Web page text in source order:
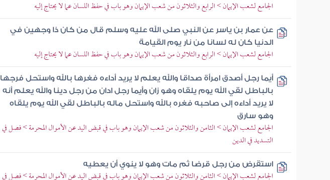
الجامع لشعب الإيمان > الرابع والثلاثون من شعب الإيمان وهو باب في حفظ اللسان عما لا يحتاج إليه
عن عمار بن ياسر عن النبي صلى الله عليه وسلم قال من كان ذا وجهين في
الدنيا كان له لسانا من نار يوم القيامة
الجامع لشعب الإيمان > الرابع والثلاثون من شعب الإيمان وهو باب في حفظ اللسان عما لا يحتاج إليه
أيما رجل أصدق امرأة صداقا والله يعلم لا يريد أداءه فغرها بالله واستحل فرجها
بالباطل لقي الله يوم يلقاه وهو زان وأيما رجل ادان من رجل دينا والله يعلم أنه
لا يريد أداءه إلى صاحبه فغره بالله واستحل ماله بالباطل لقي الله يوم يلقاه
وهو سارق
الجامع لشعب الإيمان > الثامن والثلاثون من شعب الإيمان وهو باب في قبض اليد عن الأموال المحرمة > فصل في
التسديد في الدين
استقرض من رجل قرضا ثم مات وهو لا ينوي أن يعطيه
الجامع لشعب الإيمان > الثامن والثلاثون من شعب الإيمان وهو باب في قبض اليد عن الأموال المحرمة > فصل في